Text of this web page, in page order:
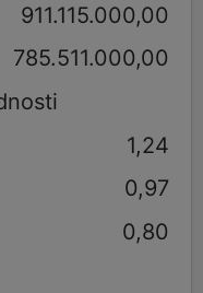
911.115.000,00
785.511.000,00
1,24
0,97
0,80